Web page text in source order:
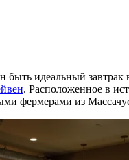
идеальный завтрак
. Расположенное в
фермерами из